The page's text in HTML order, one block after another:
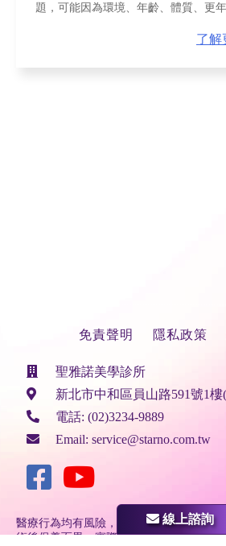
題，可能因為環境、年齡、體質、更
能使得陰道黏膜損傷，並形成私密處
的主要因素。
了解
線上諮詢
聖雅諾美學診所
新北市中和區員山路591號1
電話: (02)3234-9889
Email: service@starno.com.tw
免責聲明 隱私政策
醫療行為均有風險，任何療程的副作用及
術後保養而異，實際狀況需由專業醫師親